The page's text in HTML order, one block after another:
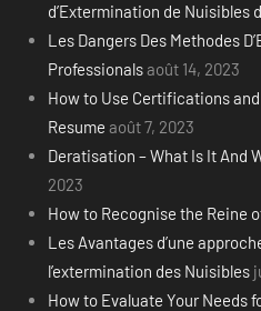
d’Extermination de Nuisibles
Les Dangers Des Methodes
Professionalsaoût 14, 2023
How to Use Certifications
Resume août 7, 2023
Deratisation – What Is It And
2023
How to Recognise the Reine
Les Avantages d’une
l’extermination des Nuisibles
How to Evaluate Your Needs